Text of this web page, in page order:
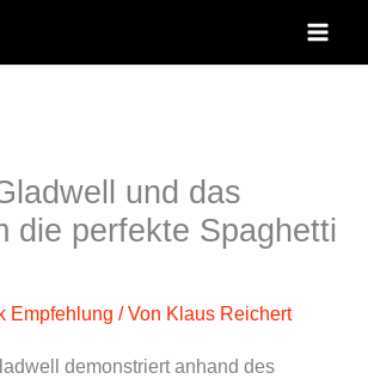
und das
die perfekte Spaghetti
Empfehlung / Von Klaus Reichert
demonstriert anhand des